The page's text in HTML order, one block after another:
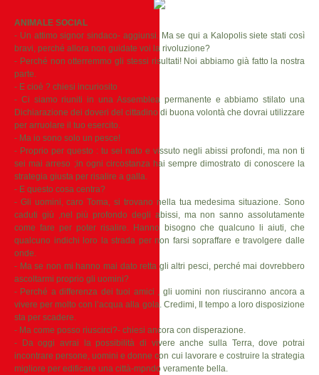
ANIMALE SOCIAL
- Un attimo signor sindaco- aggiunsi. Ma se qui a Kalopolis siete stati così
bravi, perché allora non guidate voi la rivoluzione?
- Perché non otterremmo gli stessi risultati! Noi abbiamo già fatto la nostra
parte.
- E cioè ? chiesi incuriosito
- Ci siamo riuniti in una Assemblea permanente e abbiamo stilato una
Dichiarazione dei doveri del cittadino di buona volontà che dovrai utilizzare
per arruolare il tuo esercito.
- Ma io sono solo un pesce!
- Proprio per questo : tu sei nato e vissuto negli abissi profondi, ma non ti
sei mai arreso ;in ogni circostanza hai sempre dimostrato di conoscere la
strategia giusta per risalire a galla.
- E questo cosa centra?
- Gli uomini, caro Toma, si trovano nella tua medesima situazione. Sono
caduti giù ,nel più profondo degli abissi, ma non sanno assolutamente
come fare per poter risalire. Hanno bisogno che qualcuno li aiuti, che
qualcuno indichi loro la strada per non farsi sopraffare e travolgere dalle
onde.
- Ma se non mi hanno mai dato retta gli altri pesci, perché mai dovrebbero
ascoltarmi proprio gli uomini?
- Perché a differenza dei tuoi amici , gli uomini non riusciranno ancora a
vivere per molto con l’acqua alla gola. Credimi, Il tempo a loro disposizione
sta per scadere.
- Ma come posso riuscirci?- chiesi ancora con disperazione.
- Da oggi avrai la possibilità di vivere anche sulla Terra, dove potrai
incontrare persone, uomini e donne con cui lavorare e costruire la strategia
migliore per edificare una città-mpndo veramente bella.